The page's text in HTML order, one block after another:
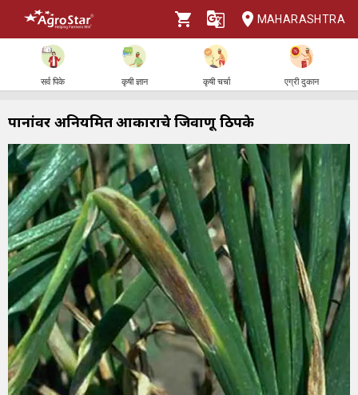
MAHARASHTRA
सर्व पिके कृषी ज्ञान कृषी चर्चा एग्री दुकान
पानांवर अनियमित आकाराचे जिवाणू ठिपके